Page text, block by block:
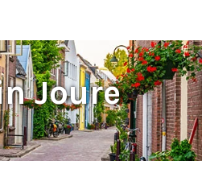
Joure